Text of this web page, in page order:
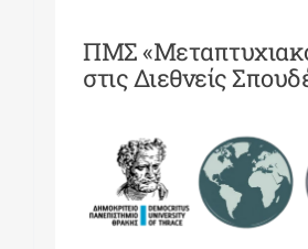
ΠΜΣ
στις Διεθνείς